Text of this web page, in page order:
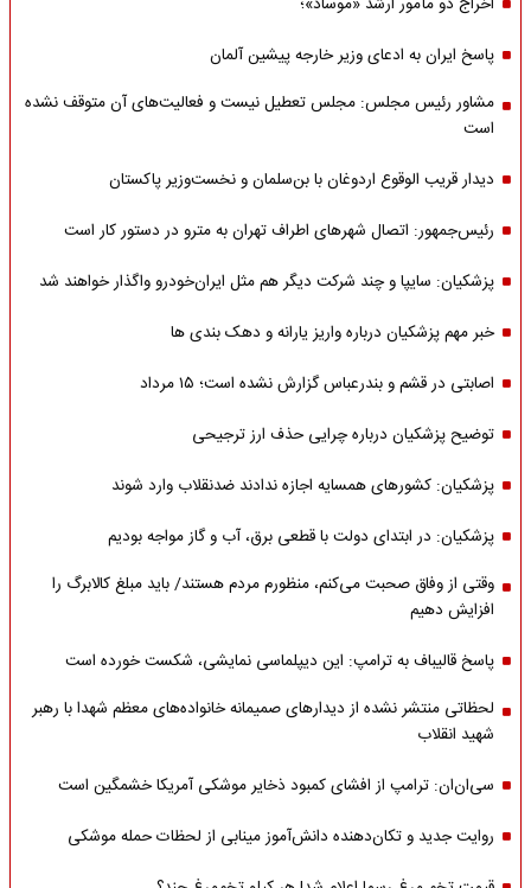
پاسخ ایران به ادعای وزیر خارجه پیشین آلمان
مشاور رئیس مجلس: مجلس تعطیل نیست و فعالیت‌های آن متوقف نشده
است
دیدار قریب الوقوع اردوغان با بن‌سلمان و نخست‌وزیر پاکستان
رئیس‌جمهور: اتصال شهرهای اطراف تهران به مترو در دستور کار است
پزشکیان: سایپا و چند شرکت دیگر هم مثل ایران‌خودرو واگذار خواهند شد
خبر مهم پزشکیان درباره واریز یارانه و دهک بندی ها
اصابتی در قشم و بندرعباس گزارش نشده است؛ ۱۵ مرداد
توضیح پزشکیان درباره چرایی حذف ارز ترجیحی
پزشکیان: کشورهای همسایه اجازه ندادند ضدنقلاب وارد شوند
پزشکیان: در ابتدای دولت با قطعی برق، آب و گاز مواجه بودیم
وقتی از وفاق صحبت می‌کنم، منظورم مردم هستند/ باید مبلغ کالابرگ را
افزایش دهیم
پاسخ قالیباف به ترامپ: این دیپلماسی نمایشی، شکست خورده است
لحظاتی منتشر نشده از دیدارهای صمیمانه خانواده‌های معظم شهدا با رهبر
شهید انقلاب
سی‌ان‌ان: ترامپ از افشای کمبود ذخایر موشکی آمریکا خشمگین است
روایت جدید و تکان‌دهنده دانش‌آموز مینابی از لحظات حمله موشکی